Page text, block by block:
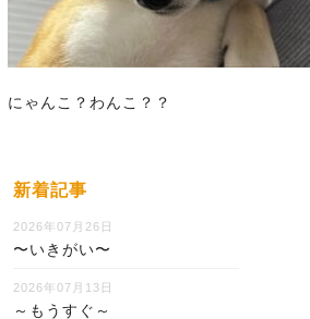
にゃんこ？わんこ？？
新着記事
2026年07月26日
〜いきがい〜
2026年07月13日
～もうすぐ～